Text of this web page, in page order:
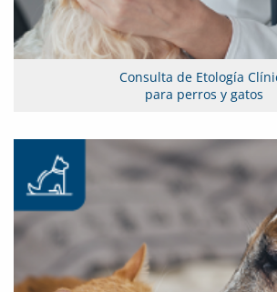
Consulta de Etología
para perros y gatos